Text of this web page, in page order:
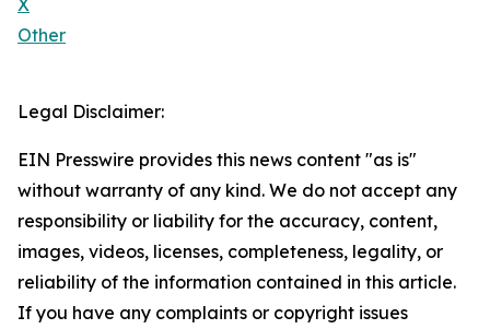
X
Other
Legal Disclaimer:
EIN Presswire provides this news content "as is"
without warranty of any kind. We do not accept any
responsibility or liability for the accuracy, content,
images, videos, licenses, completeness, legality, or
reliability of the information contained in this article.
If you have any complaints or copyright issues